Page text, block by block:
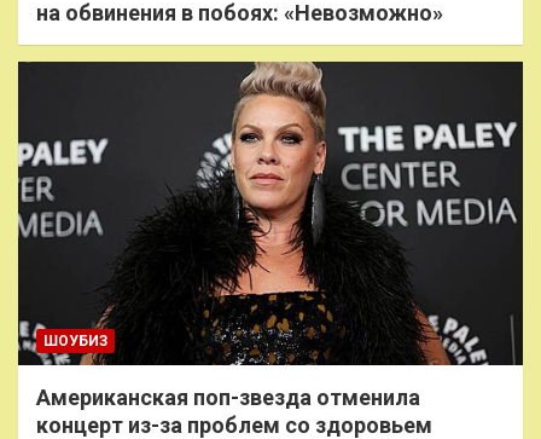
на обвинения в побоях: «Невозможно»
ШОУБИЗ
Американская поп-звезда отменила
концерт из-за проблем со здоровьем